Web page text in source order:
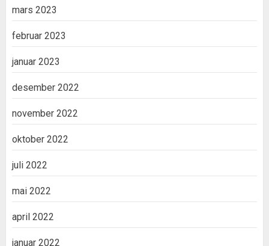
mars 2023
februar 2023
januar 2023
desember 2022
november 2022
oktober 2022
juli 2022
mai 2022
april 2022
januar 2022